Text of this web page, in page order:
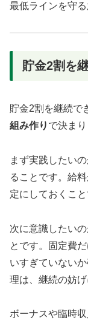
最低ラインを守
貯金2割を
貯金2割を継続で
組み作り で決まり
まず実践したい
ることです。給
定にしておくこ
次に意識したい
とです。固定費
いすぎていない
理は、継続の妨げ
ボーナスや臨時